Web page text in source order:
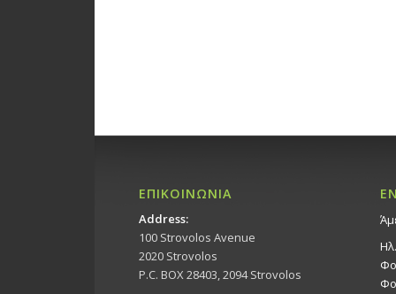
ΕΠΙΚΟΙΝΩΝΙΑ
Address:
100 Strovolos Avenue
2020 Strovolos
P.C. BOX 28403, 2094 Strovolos